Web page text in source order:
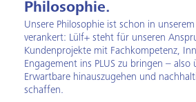
Philosophie.
Unsere Philosophie ist schon in
verankert: Lülf+ steht für unseren
Kundenprojekte mit Fachkompetenz,
Engagement ins PLUS zu bringen – also
Erwartbare hinauszugehen und
schaffen.